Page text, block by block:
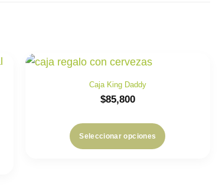
Caja King Daddy
$85,800
Seleccionar opciones